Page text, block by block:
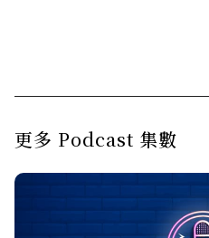
更多 Podcast 集數